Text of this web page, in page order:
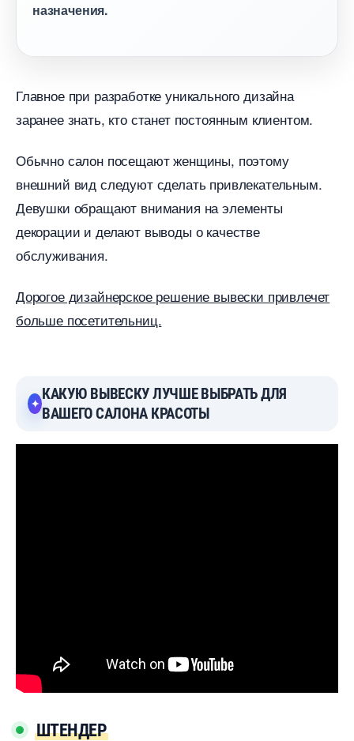
назначения.
Главное при разработке уникального дизайна
заранее знать, кто станет постоянным клиентом.
Обычно салон посещают женщины, поэтому
нешний вид следуют сделать привлекательным.
Девушки обращают внимания на элементы
декорации и делают выводы о качестве
обслуживания.
Дорогое дизайнерское решение вывески привлечет
ольше посетительниц.
КАКУЮ ВЫВЕСКУ ЛУЧШЕ ВЫБРАТЬ ДЛЯ
АШЕГО САЛОНА КРАСОТЫ
ШТЕНДЕР